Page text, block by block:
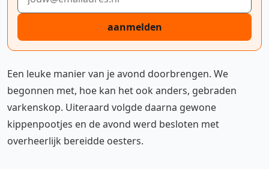
aanmelden
Een leuke manier van je avond doorbrengen. We
begonnen met, hoe kan het ook anders, gebraden
varkenskop. Uiteraard volgde daarna gewone
kippenpootjes en de avond werd besloten met
overheerlijk bereidde oesters.